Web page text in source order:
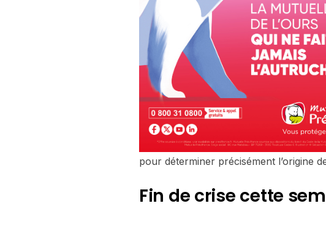
pour déterminer précisément l’origine
Fin de crise cette